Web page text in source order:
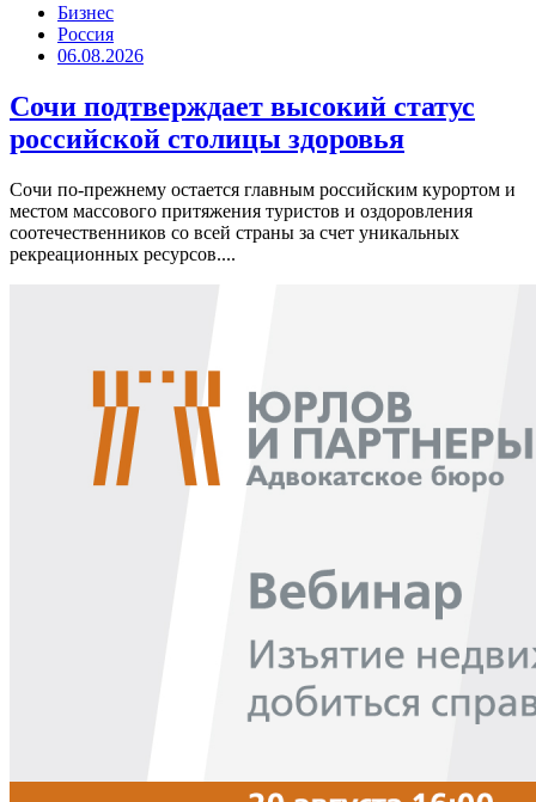
Бизнес
Россия
06.08.2026
Сочи подтверждает высокий статус
российской столицы здоровья
Сочи по-прежнему остается главным российским курортом и
местом массового притяжения туристов и оздоровления
соотечественников со всей страны за счет уникальных
рекреационных ресурсов....